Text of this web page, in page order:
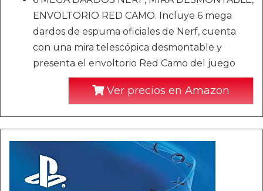
ENVOLTORIO RED CAMO. Incluye 6 mega
dardos de espuma oficiales de Nerf, cuenta
con una mira telescópica desmontable y
presenta el envoltorio Red Camo del juego
Ver precios en Amazon